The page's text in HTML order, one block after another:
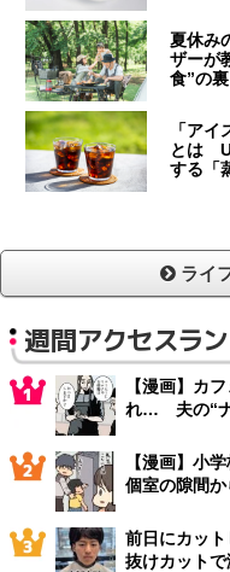
夏休み
ザーが
食”の
「ア
とは
する「
ライ
週間アクセスラ
【漫画】カ
れ… 夫の“ナ
【漫画】小
個室の隙間か
前日にカッ
抜けカット